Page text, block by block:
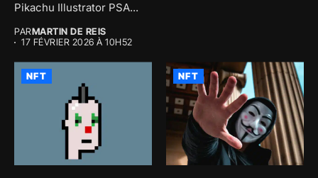
Pikachu Illustrator PSA...
PARMARTIN DE REIS
17 FÉVRIER 2026 À 10H52
NFT NFT